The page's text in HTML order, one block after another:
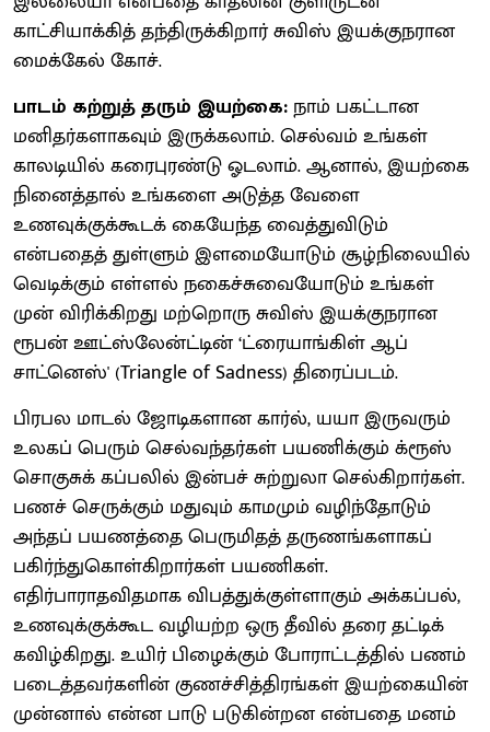
காட்சியாக்கித் தந்திருக்கிறார் சுவிஸ் இயக்குநரான
மைக்கேல் கோச்.
பாடம் கற்றுத் தரும் இயற்கை:நாம் பகட்டான
மனிதர்களாகவும் இருக்கலாம். செல்வம் உங்கள்
காலடியில் கரைபுரண்டு ஓடலாம். ஆனால், இயற்கை
நினைத்தால் உங்களை அடுத்த வேளை
உணவுக்குக்கூடக் கையேந்த வைத்துவிடும்
என்பதைத் துள்ளும் இளமையோடும் சூழ்நிலையில்
வெடிக்கும் எள்ளல் நகைச்சுவையோடும் உங்கள்
முன் விரிக்கிறது மற்றொரு சுவிஸ் இயக்குநரான
ரூபன் ஊட்ஸ்லேன்ட்டின் ‘ட்ரையாங்கிள் ஆப்
சாட்னெஸ்' (Triangle of Sadness) திரைப்படம்.
பிரபல மாடல் ஜோடிகளான கார்ல், யயா இருவரும்
உலகப் பெரும் செல்வந்தர்கள் பயணிக்கும் க்ரூஸ்
சொகுசுக் கப்பலில் இன்பச் சுற்றுலா செல்கிறார்கள்.
பணச் செருக்கும் மதுவும் காமமும் வழிந்தோடும்
அந்தப் பயணத்தை பெருமிதத் தருணங்களாகப்
பகிர்ந்துகொள்கிறார்கள் பயணிகள்.
எதிர்பாராதவிதமாக விபத்துக்குள்ளாகும் அக்கப்பல்,
உணவுக்குக்கூட வழியற்ற ஒரு தீவில் தரை தட்டிக்
கவிழ்கிறது. உயிர் பிழைக்கும் போராட்டத்தில் பணம்
படைத்தவர்களின் குணச்சித்திரங்கள் இயற்கையின்
முன்னால் என்ன பாடு படுகின்றன என்பதை மனம்